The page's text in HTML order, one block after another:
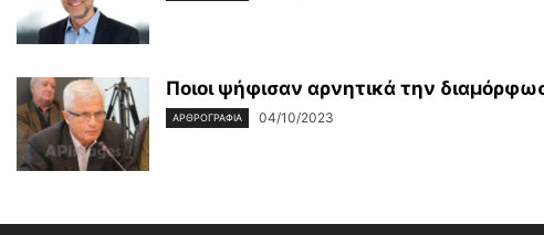
Ποιοι ψήφισαν αρνητικά την
ΑΡΘΡΟΓΡΑΦΙΑ 04/10/2023